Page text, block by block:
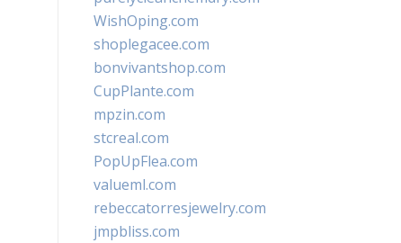
WishOping.com
shoplegacee.com
bonvivantshop.com
CupPlante.com
mpzin.com
stcreal.com
PopUpFlea.com
valueml.com
rebeccatorresjewelry.com
jmpbliss.com